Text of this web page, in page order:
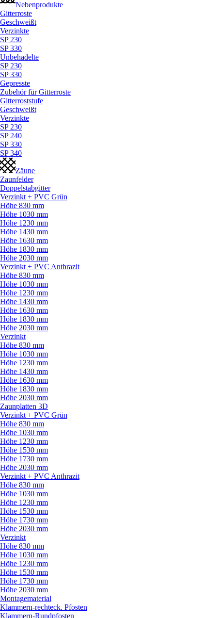
Nebenprodukte
Gitterroste
Geschweißt
Verzinkte
SP 230
SP 330
Unbehadelte
SP 230
SP 330
Gepresste
Zubehör für Gitterroste
Gitterroststufe
Geschweißt
Verzinkte
SP 230
SP 240
SP 330
SP 340
Zäune
Zaunfelder
Doppelstabgitter
Verzinkt + PVC Grün
Höhe 830 mm
Höhe 1030 mm
Höhe 1230 mm
Höhe 1430 mm
Höhe 1630 mm
Höhe 1830 mm
Höhe 2030 mm
Verzinkt + PVC Anthrazit
Höhe 830 mm
Höhe 1030 mm
Höhe 1230 mm
Höhe 1430 mm
Höhe 1630 mm
Höhe 1830 mm
Höhe 2030 mm
Verzinkt
Höhe 830 mm
Höhe 1030 mm
Höhe 1230 mm
Höhe 1430 mm
Höhe 1630 mm
Höhe 1830 mm
Höhe 2030 mm
Zaunplatten 3D
Verzinkt + PVC Grün
Höhe 830 mm
Höhe 1030 mm
Höhe 1230 mm
Höhe 1530 mm
Höhe 1730 mm
Höhe 2030 mm
Verzinkt + PVC Anthrazit
Höhe 830 mm
Höhe 1030 mm
Höhe 1230 mm
Höhe 1530 mm
Höhe 1730 mm
Höhe 2030 mm
Verzinkt
Höhe 830 mm
Höhe 1030 mm
Höhe 1230 mm
Höhe 1530 mm
Höhe 1730 mm
Höhe 2030 mm
Montagematerial
Klammern-rechteck. Pfosten
Klammern-Rundpfosten